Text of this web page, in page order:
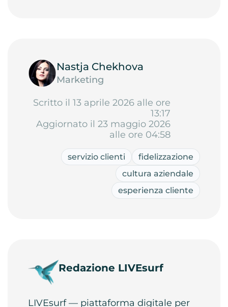
Nastja Chekhova
Marketing
Scritto il 13 aprile 2026 alle ore
13:17
Aggiornato il 23 maggio 2026
alle ore 04:58
servizio clienti
fidelizzazione
cultura aziendale
esperienza cliente
Redazione LIVEsurf
LIVEsurf — piattaforma digitale per